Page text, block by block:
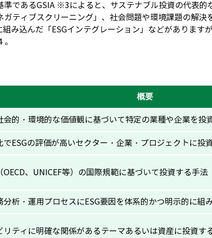
であるGSIA ※3によると、サステナブル投資の代表的
ティブスクリーニング」、社会問題や環境課題の解決
み込んだ「ESGインテグレーション」などがあります
概要
会的・環境的な価値観に基づいて特定の業種や企業を投
でESGの評価が高いセクター・企業・プロジェクトに投
OECD、UNICEF等）の国際規範に基づいて投資する手法
分析・運用プロセスにESG要因を体系的かつ明示的に組
リティに明確な関係があるテーマあるいは資産に投資す